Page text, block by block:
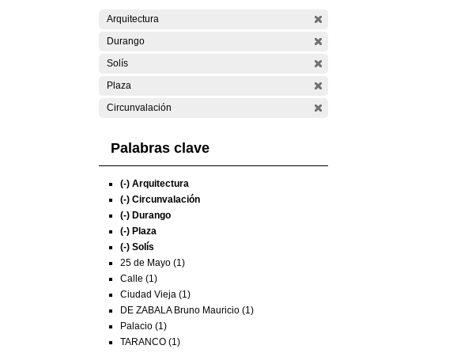
Arquitectura
Durango
Solís
Plaza
Circunvalación
Palabras clave
(-) Arquitectura
(-) Circunvalación
(-) Durango
(-) Plaza
(-) Solís
25 de Mayo (1)
Calle (1)
Ciudad Vieja (1)
DE ZABALA Bruno Mauricio (1)
Palacio (1)
TARANCO (1)